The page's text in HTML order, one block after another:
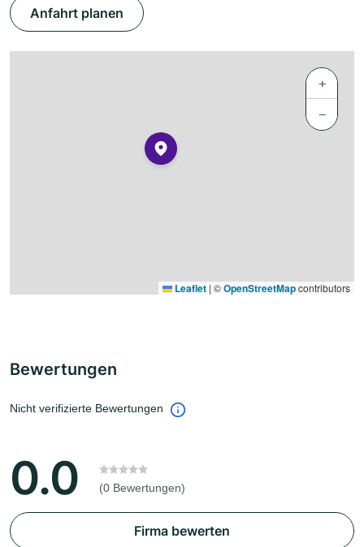
Anfahrt planen
+
−
Leaflet | ©OpenStreetMapcontributors
Bewertungen
Nicht verifizierte Bewertungen
0.0 (0 Bewertungen)
Firma bewerten